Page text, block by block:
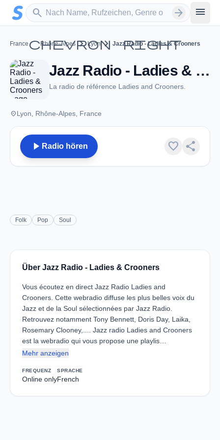
Zum Hauptinhalt springen
search
Sender suchen arrow_forward menu
France chevron_right
Rhône-Alpes chevron_right Lyonchevron_right Jazz Radio - Ladies & Crooners
Jazz Radio - Ladies & Crooners - Lyon
La radio de référence Ladies and Crooners.
placeLyon, Rhône-Alpes, France
play_arrow Radio hören favorite share
Folk Pop Soul
Über Jazz Radio - Ladies & Crooners
Vous écoutez en direct Jazz Radio Ladies and
Crooners. Cette webradio diffuse les plus belles voix du
Jazz et de la Soul sélectionnées par Jazz Radio.
Retrouvez notamment Tony Bennett, Doris Day, Laika,
Rosemary Clooney,.... Jazz radio Ladies and Crooners
est la webradio qui vous propose une playlis…
Mehr anzeigen
FREQUENZ
Online only
SPRACHE
French